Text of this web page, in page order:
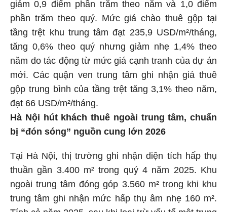
giảm 0,9 điểm phần trăm theo năm và 1,0 điểm
phần trăm theo quý. Mức giá chào thuê gộp tại
tầng trệt khu trung tâm đạt 235,9 USD/m²/tháng,
tăng 0,6% theo quý nhưng giảm nhẹ 1,4% theo
năm do tác động từ mức giá cạnh tranh của dự án
mới. Các quận ven trung tâm ghi nhận giá thuê
gộp trung bình của tầng trệt tăng 3,1% theo năm,
đạt 66 USD/m²/tháng.
Hà Nội hút khách thuê ngoài trung tâm, chuẩn
bị “đón sóng” nguồn cung lớn 2026
Tại Hà Nội, thị trường ghi nhận diện tích hấp thụ
thuần gần 3.400 m² trong quý 4 năm 2025. Khu
ngoài trung tâm đóng góp 3.560 m² trong khi khu
trung tâm ghi nhận mức hấp thụ âm nhẹ 160 m².